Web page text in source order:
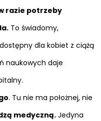
razie potrzeby
To świadomy,
dla kobiet z ciążą
naukowych daje
. Tu nie ma położnej, nie
medyczną.Jedyna